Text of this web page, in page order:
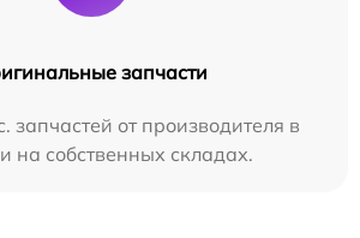
запчасти
запчастей от производителя в
на собственных складах.